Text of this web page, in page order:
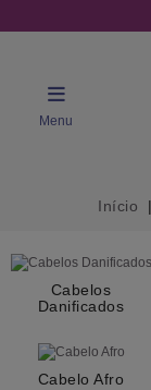
Menu
Início
Cabelos
Danificados
Cabelo Afro